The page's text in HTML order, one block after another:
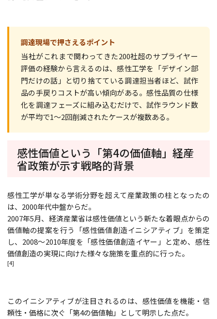
調達現場で押さえるポイント
当社がこれまで関わってきた200社超のサプライヤー
評価の経験から言えるのは、感性工学を「デザイン部
門だけの話」と切り捨てている調達担当者ほど、試作
品の手戻りコストが高い傾向がある。感性品質の仕様
化を調達フェーズに組み込むだけで、試作ラウンド数
が平均で1〜2回削減されたケースが複数ある。
感性価値という「第4の価値軸」――経産
省政策が示す戦略的背景
感性工学が単なる学術分野を超えて産業政策の柱となったの
は、2000年代中盤からだ。
2007年5月、経済産業省は感性価値という新たな着眼点からの
価値軸の提案を行う「感性価値創造イニシアティブ」を策定
し、2008〜2010年度を「感性価値創造イヤー」と定め、感性
価値創造の実現に向けた様々な施策を重点的に行った。
[4]
このイニシアティブが注目されるのは、感性価値を機能・信
頼性・価格に次ぐ「第4の価値軸」として明示した点だ。